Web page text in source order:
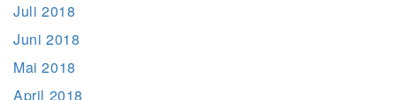
Juli 2018
Juni 2018
Mai 2018
April 2018